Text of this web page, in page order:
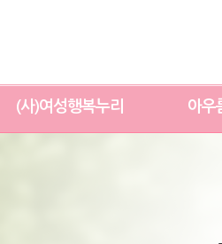
(사)여성행복누리 아우